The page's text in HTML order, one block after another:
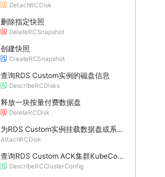
DetachRCDisk
删除指定快照
DeleteRCSnapshot
创建快照
CreateRCSnapshot
查询RDS Custom实例的磁盘信息
DescribeRCDisks
释放一块按量付费数据盘
DeleteRCDisk
为RDS Custom实例挂载数据盘或系统盘
AttachRCDisk
查询RDS Custom ACK集群KubeConfig
DescribeRCClusterConfig